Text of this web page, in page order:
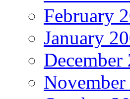
February
January
December